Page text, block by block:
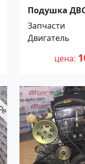
Подушка
(японские
Краснодар
Запчасти
Двигатель
цена